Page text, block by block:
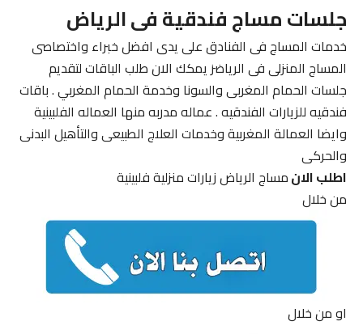
جلسات مساج فندقية فى الرياض
خدمات المساج فى الفنادق على يدى افضل خبراء واختصاصى
المساج المنزلى فى الرياضز يمكك الان طلب الباقات لتقديم
جلسات الحمام المغربى والسونا وخدمة الحمام المغربي . باقات
فندقيه للزيارات الفندقيه . عماله مدربه منها العماله الفلبينية
وايضا العمالة المغربية وخدمات العلاج الطبيعى والتأهيل البدنى
والحركى
اطلب الانمساج الرياض زيارات منزلية فلبينية
من خلال
او من خلال